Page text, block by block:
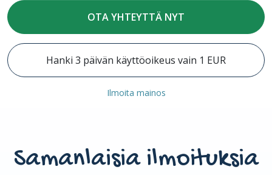
OTA YHTEYTTÄ NYT
Hanki 3 päivän käyttöoikeus vain 1 EUR
Ilmoita mainos
Samanlaisia ilmoituksia